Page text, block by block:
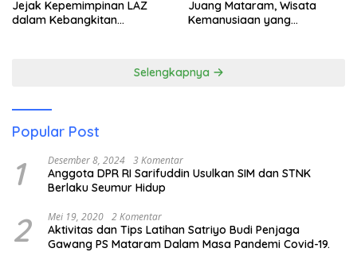
Jejak Kepemimpinan LAZ
dalam Kebangkitan
Juang Mataram, Wisata
Kemanusiaan yang
Selengkapnya
Popular Post
1 Desember 8, 2024 3 Komentar
Anggota DPR RI Sarifuddin Usulkan SIM dan STNK
Berlaku Seumur Hidup
2 Mei 19, 2020 2 Komentar
Aktivitas dan Tips Latihan Satriyo Budi Penjaga
Gawang PS Mataram Dalam Masa Pandemi Covid-19.